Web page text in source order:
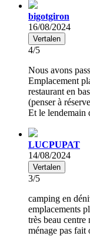
bigotgiron
16/08/2024
Vertalen
4/5
Nous avons
Emplacement
restaurant en
(penser à
Et le lendemain
LUCPUPAT
14/08/2024
Vertalen
3/5
camping en
emplacements
très beau centre
ménage pas fait